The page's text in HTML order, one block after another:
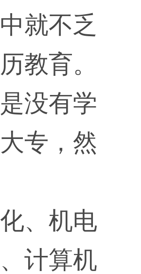
就不乏
教育。
没有学
专，然
、机电
计算机